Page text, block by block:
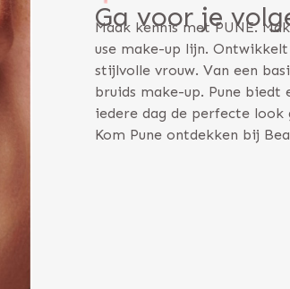
Ga voor je
Maak kennis met PUNE.
use make-up lijn.
stijlvolle vrouw. Van een
bruids make-up. Pune
iedere dag de perfecte look
Kom Pune ontdekken bij